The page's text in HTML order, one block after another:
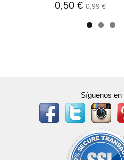
0,50 €0,99 €
Síguenos en